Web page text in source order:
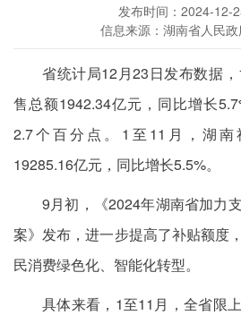
发布时间：2024-12-
信息来源：湖南省人民
省统计局12月23日发布数据
售总额1942.34亿元，同比增长
2.7个百分点。1至11月，湖
19285.16亿元，同比增长5.5%。
9月初，《2024年湖南省加力
案》发布，进一步提高了补贴额度
民消费绿色化、智能化转型。
具体来看，1至11月，全省限